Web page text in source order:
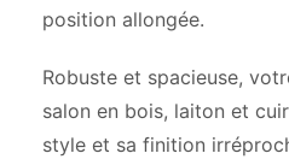
position allongée.
Robuste et spacieuse,
salon en bois, laiton et
style et sa finition